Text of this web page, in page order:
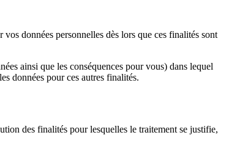
données personnelles dès lors que ces finalités sont
ainsi que les conséquences pour vous) dans lequel
données pour ces autres finalités.
des finalités pour lesquelles le traitement se justifie,